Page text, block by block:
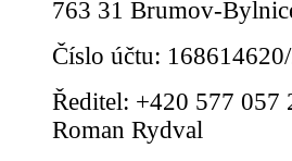
763 31 Brumov-
Číslo účtu:
Ředitel: +420 577
Roman Rydval